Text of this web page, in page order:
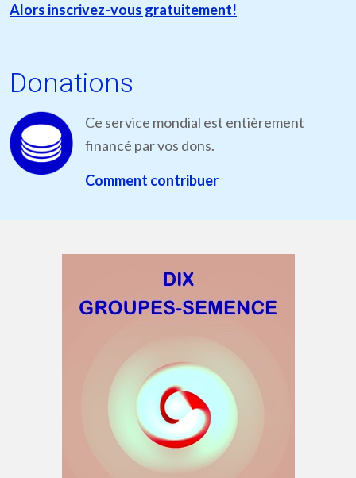
Alors inscrivez-vous gratuitement!
Donations
Ce service mondial est entièrement
financé par vos dons.
Comment contribuer